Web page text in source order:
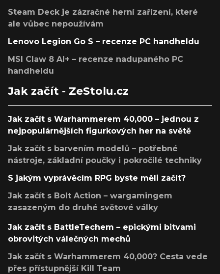
Steam Deck je zázračné herní zařízení, které
ale vůbec nepoužívám
Lenovo Legion Go S – recenze PC handheldu
MSI Claw 8 AI+ – recenze nadupaného PC
handheldu
Jak začít - ZeStolu.cz
Jak začít s Warhammerem 40,000 – jednou z
nejpopulárnějších figurkových her na světě
Jak začít s barvením modelů – potřebné
nástroje, základní poučky i pokročilé techniky
S jakým vyprávěcím RPG byste měli začít?
Jak začít s Bolt Action – wargamingem
zasazeným do druhé světové války
Jak začít s BattleTechem – epickými bitvami
obrovitých válečných mechů
Jak začít s Warhammerem 40,000? Cesta vede
přes přístupnější Kill Team